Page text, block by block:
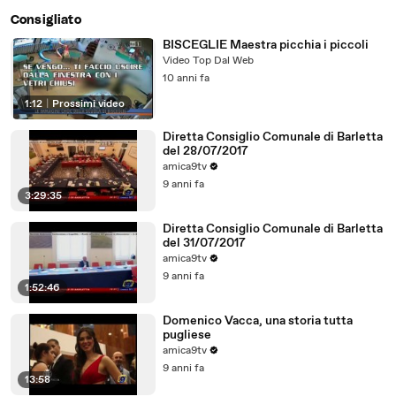
Consigliato
1:12 Prossimi video
BISCEGLIE Maestra picchia i piccoli
Video Top Dal Web
10 anni fa
3:29:35
Diretta Consiglio Comunale di Barletta
del 28/07/2017
amica9tv
9 anni fa
1:52:46
Diretta Consiglio Comunale di Barletta
del 31/07/2017
amica9tv
9 anni fa
13:58
Domenico Vacca, una storia tutta
pugliese
amica9tv
9 anni fa